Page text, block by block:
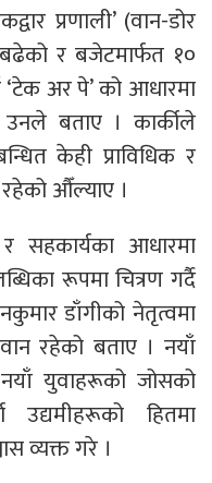
प्रणाली’ (वान-डोर
बढेको र बजेटमार्फत १०
अर पे’ को आधारमा
उनले बताए । कार्कीले
केही प्राविधिक र
औँल्याए ।
सहकार्यका आधारमा
रूपमा चित्रण गर्दै
डाँगीको नेतृत्वमा
रहेको बताए । नयाँ
युवाहरूको जोसको
हितमा
व्यक्त गरे ।